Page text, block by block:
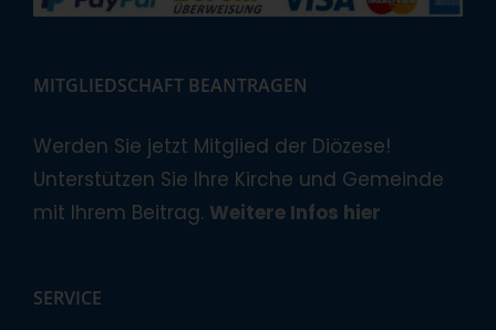
MITGLIEDSCHAFT BEANTRAGEN
Werden Sie jetzt Mitglied der Diözese!
Unterstützen Sie Ihre Kirche und Gemeinde
mit Ihrem Beitrag. Weitere Infos hier
SERVICE